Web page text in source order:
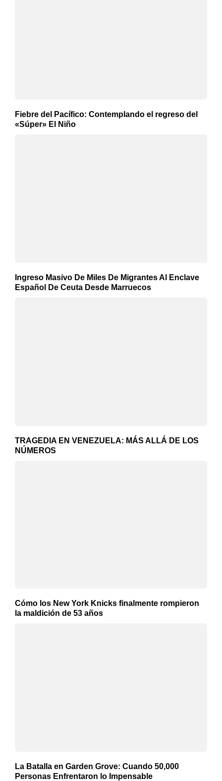
Fiebre del Pacífico: Contemplando el regreso del
«Súper» El Niño
Ingreso Masivo De Miles De Migrantes Al Enclave
Español De Ceuta Desde Marruecos
TRAGEDIA EN VENEZUELA: MÁS ALLÁ DE LOS
NÚMEROS
Cómo los New York Knicks finalmente rompieron
la maldición de 53 años
La Batalla en Garden Grove: Cuando 50,000
Personas Enfrentaron lo Impensable